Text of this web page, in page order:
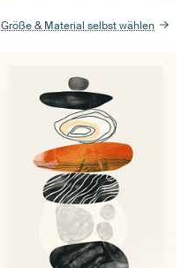
Größe & Material selbst wählen